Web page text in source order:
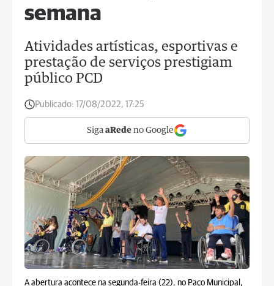
semana
Atividades artísticas, esportivas e
prestação de serviços prestigiam
público PCD
Publicado: 17/08/2022, 17:25
Siga aRede no Google
A abertura acontece na segunda-feira (22), no Paço Municipal,